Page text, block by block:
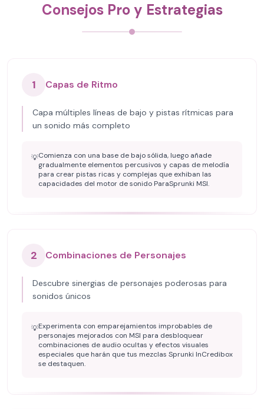
Consejos Pro y Estrategias
1 Capas de Ritmo
Capa múltiples líneas de bajo y pistas rítmicas para
un sonido más completo
💡Comienza con una base de bajo sólida, luego añade
gradualmente elementos percusivos y capas de melodía
para crear pistas ricas y complejas que exhiban las
capacidades del motor de sonido ParaSprunki MSI.
2 Combinaciones de Personajes
Descubre sinergias de personajes poderosas para
sonidos únicos
💡Experimenta con emparejamientos improbables de
personajes mejorados con MSI para desbloquear
combinaciones de audio ocultas y efectos visuales
especiales que harán que tus mezclas Sprunki InCredibox
se destaquen.